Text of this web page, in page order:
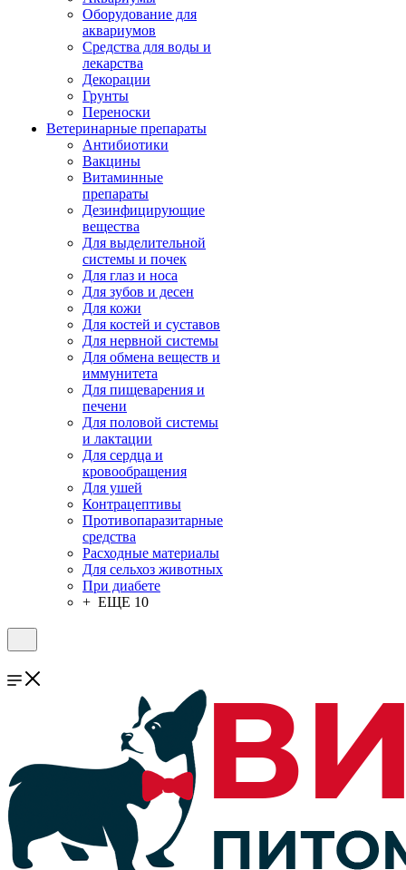
Оборудование для
аквариумов
Средства для воды и
лекарства
Декорации
Грунты
Переноски
Ветеринарные препараты
Антибиотики
Вакцины
Витаминные
препараты
Дезинфицирующие
вещества
Для выделительной
системы и почек
Для глаз и носа
Для зубов и десен
Для кожи
Для костей и суставов
Для нервной системы
Для обмена веществ и
иммунитета
Для пищеварения и
печени
Для половой системы
и лактации
Для сердца и
кровообращения
Для ушей
Контрацептивы
Противопаразитарные
средства
Расходные материалы
Для сельхоз животных
При диабете
+ ЕЩЕ 10